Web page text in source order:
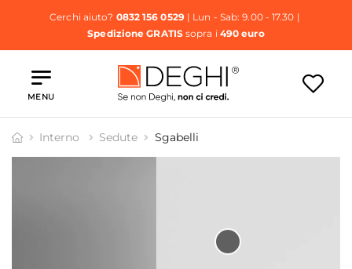
Cerchi aiuto? 0832 156 0529| Lun - Sab: 9.00 - 17.30 |
Spedizione GRATISsopra i 490 euro
MENU
Interno Sedute Sgabelli